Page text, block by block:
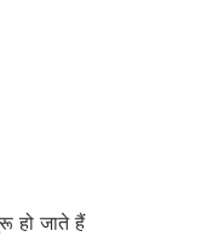
हो जाते हैं